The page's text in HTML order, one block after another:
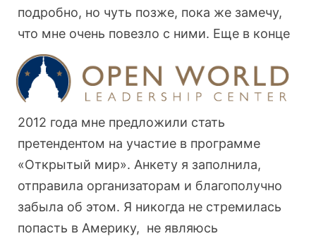
подробно, но чуть позже, пока же замечу,
что мне очень повезло с ними. Еще в конце
2012 года мне предложили стать
претендентом на участие в программе
«Открытый мир». Анкету я заполнила,
отправила организаторам и благополучно
забыла об этом. Я никогда не стремилась
попасть в Америку, не являюсь